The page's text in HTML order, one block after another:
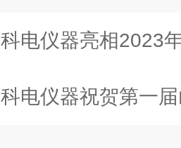
科电仪器亮相2023年全国制造业单
科电仪器祝贺第一届山东省职业